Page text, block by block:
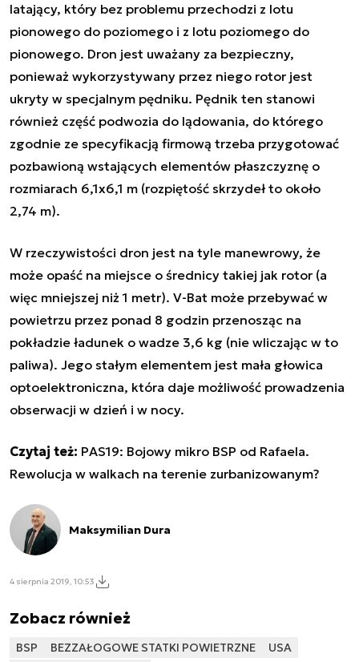
latający, który bez problemu przechodzi z lotu
pionowego do poziomego i z lotu poziomego do
pionowego. Dron jest uważany za bezpieczny,
ponieważ wykorzystywany przez niego rotor jest
ukryty w specjalnym pędniku. Pędnik ten stanowi
również część podwozia do lądowania, do którego
zgodnie ze specyfikacją firmową trzeba przygotować
pozbawioną wstających elementów płaszczyznę o
rozmiarach 6,1x6,1 m (rozpiętość skrzydeł to około
2,74 m).
W rzeczywistości dron jest na tyle manewrowy, że
może opaść na miejsce o średnicy takiej jak rotor (a
więc mniejszej niż 1 metr). V-Bat może przebywać w
powietrzu przez ponad 8 godzin przenosząc na
pokładzie ładunek o wadze 3,6 kg (nie wliczając w to
paliwa). Jego stałym elementem jest mała głowica
optoelektroniczna, która daje możliwość prowadzenia
obserwacji w dzień i w nocy.
Czytaj też: PAS19: Bojowy mikro BSP od Rafaela.
Rewolucja w walkach na terenie zurbanizowanym?
Maksymilian Dura
4 sierpnia 2019, 10:53
Zobacz również
BSP BEZZAŁOGOWE STATKI POWIETRZNE
USA